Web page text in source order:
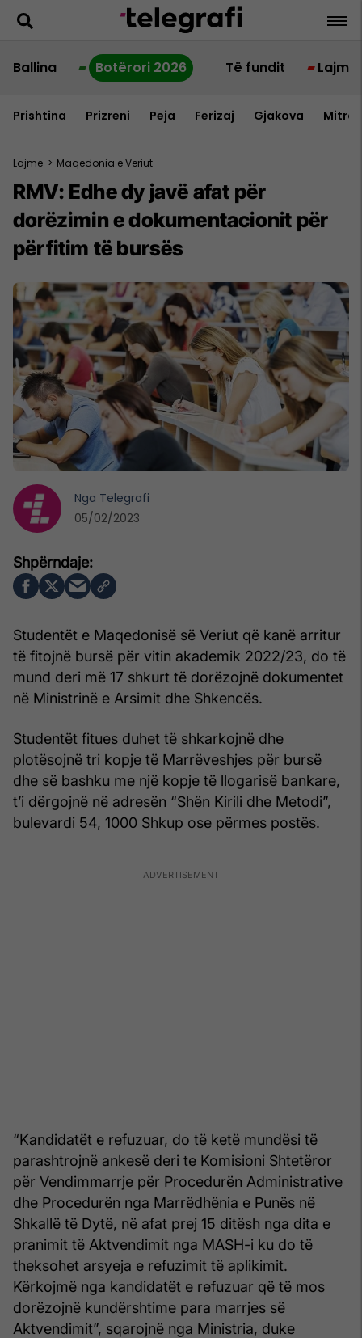
Ballina Botërori 2026 Të fundit Lajme
Prishtina Prizreni Peja Ferizaj Gjakova
Lajme > Maqedonia e Veriut
RMV: Edhe dy javë afat për
dorëzimin e dokumentacionit për
përfitim të bursës
Studentët e Maqedonisë së Veriut që kanë arritur
të fitojnë bursë për vitin akademik 2022/23, do të
mund deri më 17 shkurt të dorëzojnë dokumentet
në Ministrinë e Arsimit dhe Shkencës.
Studentët fitues duhet të shkarkojnë dhe
plotësojnë tri kopje të Marrëveshjes për bursë
dhe së bashku me një kopje të llogarisë bankare,
t’i dërgojnë në adresën “Shën Kirili dhe Metodi”,
bulevardi 54, 1000 Shkup ose përmes postës.
“Kandidatët e refuzuar, do të ketë mundësi të
parashtrojnë ankesë deri te Komisioni Shtetëror
për Vendimmarrje për Procedurën Administrative
dhe Procedurën nga Marrëdhënia e Punës në
Shkallë të Dytë, në afat prej 15 ditësh nga dita e
pranimit të Aktvendimit nga MASH-i ku do të
theksohet arsyeja e refuzimit të aplikimit.
Kërkojmë nga kandidatët e refuzuar që të mos
dorëzojnë kundërshtime para marrjes së
Aktvendimit”, sqarojnë nga Ministria, duke
Nga Telegrafi
05/02/2023